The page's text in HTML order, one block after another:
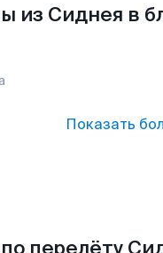
из Сиднея в
Показать